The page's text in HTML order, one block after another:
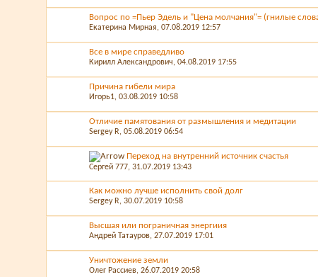
Вопрос по =Пьер Эдель и "Цена молчания"= (гнилые
Екатерина Мирная, 07.08.2019 12:57
Все в мире справедливо
Кирилл Александрович, 04.08.2019 17:55
Причина гибели мира
Игорь1, 03.08.2019 10:58
Отличие памятования от размышления и медитации
Sergey R, 05.08.2019 06:54
Переход на внутренний источник счастья
Сергей 777, 31.07.2019 13:43
Как можно лучше исполнить свой долг
Sergey R, 30.07.2019 10:58
Высшая или пограничная энергиия
Андрей Татауров, 27.07.2019 17:01
Уничтожение земли
Олег Рассиев, 26.07.2019 20:58